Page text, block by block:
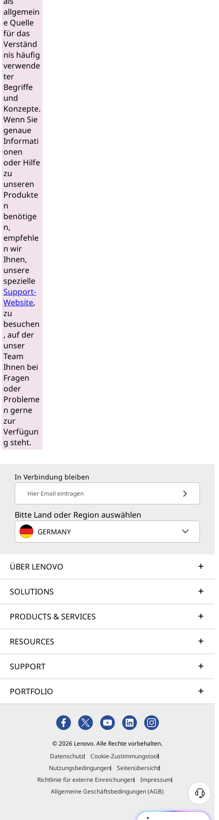
allgemein
e Quelle
für das
Verständ
nis häufig
verwende
ter
Begriffe
und
Konzepte.
Wenn Sie
genaue
Informati
onen
oder Hilfe
zu
unseren
Produkte
n
benötige
n,
empfehle
n wir
Ihnen,
unsere
spezielle
Support-
Website,
zu
besuchen
, auf der
unser
Team
Ihnen bei
Fragen
oder
Probleme
n gerne
zur
Verfügun
g steht.
In Verbindung bleiben
Hier Email eintragen
Bitte Land oder Region auswählen
GERMANY
ÜBER LENOVO
SOLUTIONS
PRODUCTS & SERVICES
RESOURCES
SUPPORT
PORTFOLIO
© 2026 Lenovo. Alle Rechte vorbehalten.
Datenschutz
Cookie-Zustimmungstool
Nutzungsbedingungen
Seitenübersicht
Richtlinie für externe Einreichungen
Impressum
Allgemeine Geschäftsbedingungen (AGB)